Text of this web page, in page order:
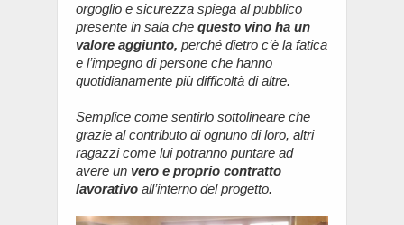
orgoglio e sicurezza spiega al pubblico
presente in sala che questo vino ha un
valore aggiunto, perché dietro c’è la fatica
e l’impegno di persone che hanno
quotidianamente più difficoltà di altre.
Semplice come sentirlo sottolineare che
grazie al contributo di ognuno di loro, altri
ragazzi come lui potranno puntare ad
avere un vero e proprio contratto
lavorativo all’interno del progetto.